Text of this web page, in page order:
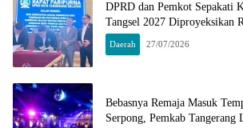
DPRD dan Pemkot Sepakati
Tangsel 2027 Diproyeksikan
Daerah 27/07/2026
Bebasnya Remaja Masuk
Serpong, Pemkab Tangerang